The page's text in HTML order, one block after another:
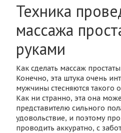
Техника
массажа
руками
Как сделать массаж
Конечно, эта штука очень
мужчины стесняются такого
Как ни странно, эта она
представителю сильного
удовольствие, и поэтому
проводить аккуратно, с